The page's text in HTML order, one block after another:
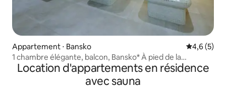
Appartement ⋅ Bansko Évaluation
4,6 (5)
1 chambre élégante, balcon, Bansko* À pied de la
remontée mécanique et du spa
Location d'appartements en résidence
avec sauna